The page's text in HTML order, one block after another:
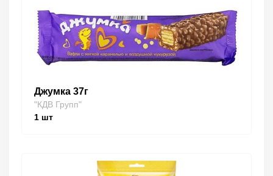
Джумка 37г
"КДВ Групп"
1 шт